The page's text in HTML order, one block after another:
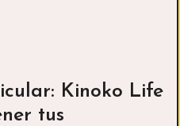
Kinoko Life
tus